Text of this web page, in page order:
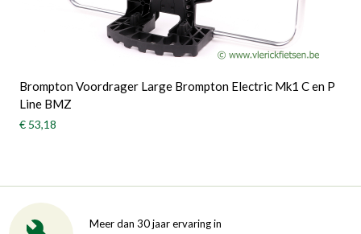
Brompton Voordrager Large Brompton Electric Mk1 C en P
Line BMZ
€ 53,18
Meer dan 30 jaar ervaring in